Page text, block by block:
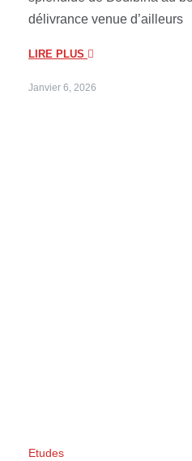
délivrance venue d’ailleurs
LIRE PLUS
Janvier 6, 2026
Etudes